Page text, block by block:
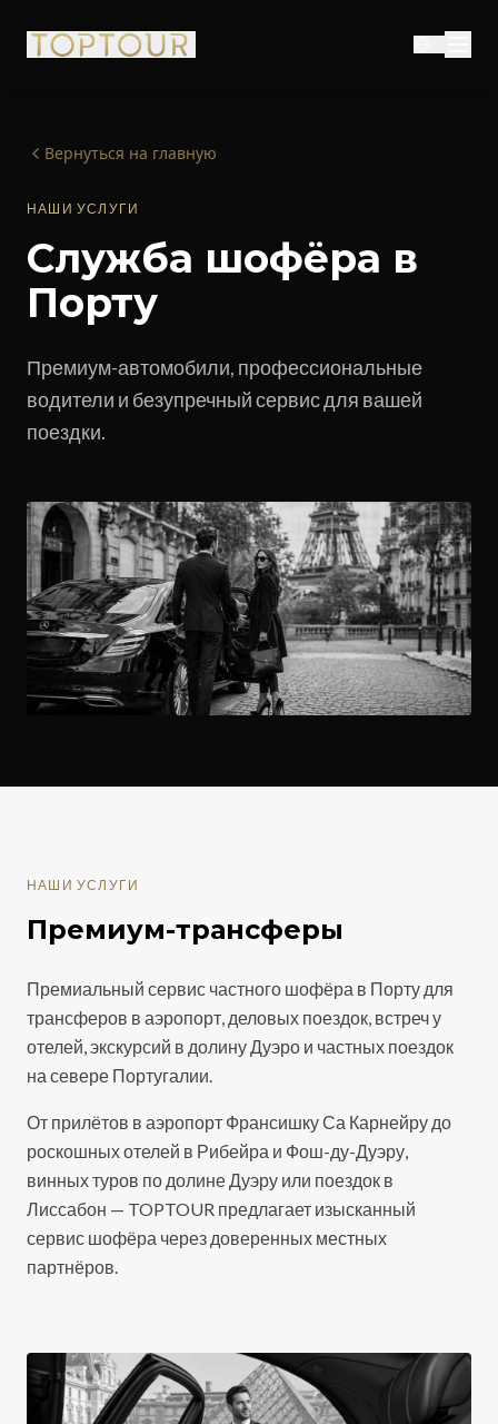
Вернуться на главную
НАШИ УСЛУГИ
Служба шофёра в
Порту
Премиум-автомобили, профессиональные
водители и безупречный сервис для вашей
поездки.
НАШИ УСЛУГИ
Премиум-трансферы
Премиальный сервис частного шофёра в Порту для
трансферов в аэропорт, деловых поездок, встреч у
отелей, экскурсий в долину Дуэро и частных поездок
на севере Португалии.
От прилётов в аэропорт Франсишку Са Карнейру до
роскошных отелей в Рибейра и Фош-ду-Дуэру,
винных туров по долине Дуэру или поездок в
Лиссабон — TOPTOUR предлагает изысканный
сервис шофёра через доверенных местных
партнёров.